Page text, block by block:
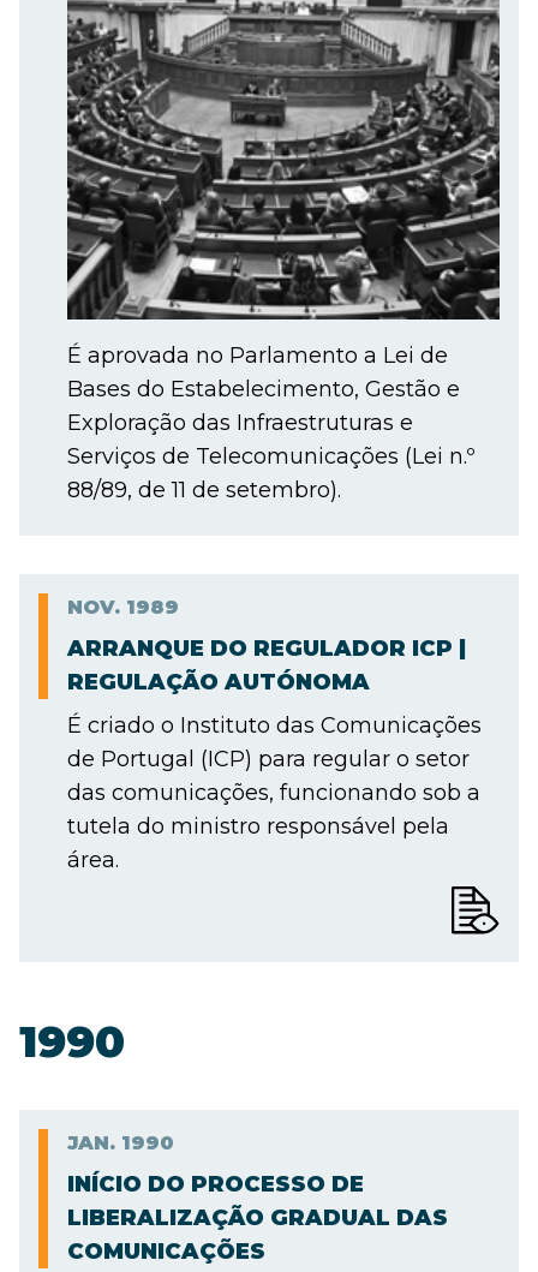
É aprovada no Parlamento a Lei de
Bases do Estabelecimento, Gestão e
Exploração das Infraestruturas e
Serviços de Telecomunicações (Lei n.º
88/89, de 11 de setembro).
NOV. 1989
ARRANQUE DO REGULADOR ICP |
REGULAÇÃO AUTÓNOMA
É criado o Instituto das Comunicações
de Portugal (ICP) para regular o setor
das comunicações, funcionando sob a
tutela do ministro responsável pela
área.
1990
JAN. 1990
INÍCIO DO PROCESSO DE
LIBERALIZAÇÃO GRADUAL DAS
COMUNICAÇÕES